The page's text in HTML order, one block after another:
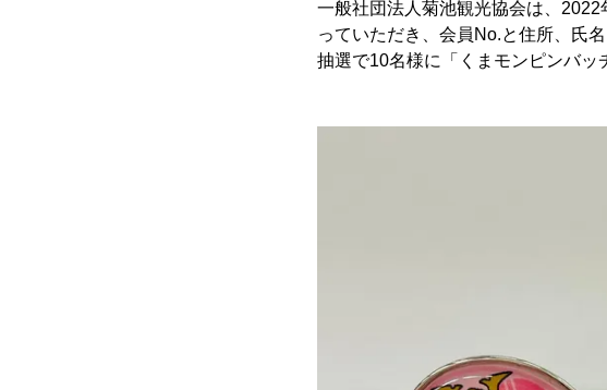
一般社団法人菊池観光協会は、
っていただき、会員No.と住所、氏
抽選で10名様に「くまモンピンバッ